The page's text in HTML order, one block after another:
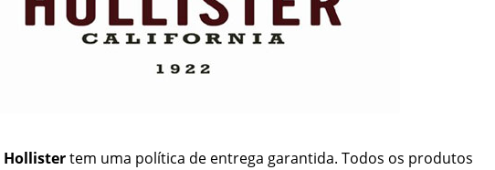
Hollistertem uma política de entrega garantida. Todos os produtos